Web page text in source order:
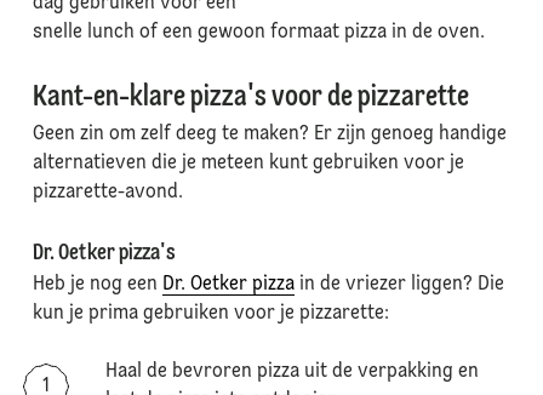
snelle lunch of een gewoon formaat pizza in de oven.
Kant-en-klare pizza's voor de pizzarette
Geen zin om zelf deeg te maken? Er zijn genoeg handige
alternatieven die je meteen kunt gebruiken voor je
pizzarette-avond.
Dr. Oetker pizza's
Heb je nog een Dr. Oetker pizzain de vriezer liggen? Die
kun je prima gebruiken voor je pizzarette:
Haal de bevroren pizza uit de verpakking en